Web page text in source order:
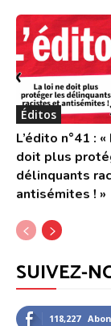
Éditos
L’édito n°41 :
doit plus
délinquants
antisémites ! »
SUIVEZ-
118,227